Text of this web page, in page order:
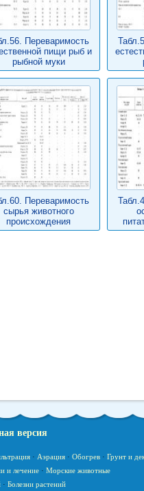
Переваримость
пищи рыб и
рыбной муки
Переваримость
сырья животного
происхождения
версия
· Аэрация· Обогрев· Грунт и
и лечение· Морские животные
· Болезни растений